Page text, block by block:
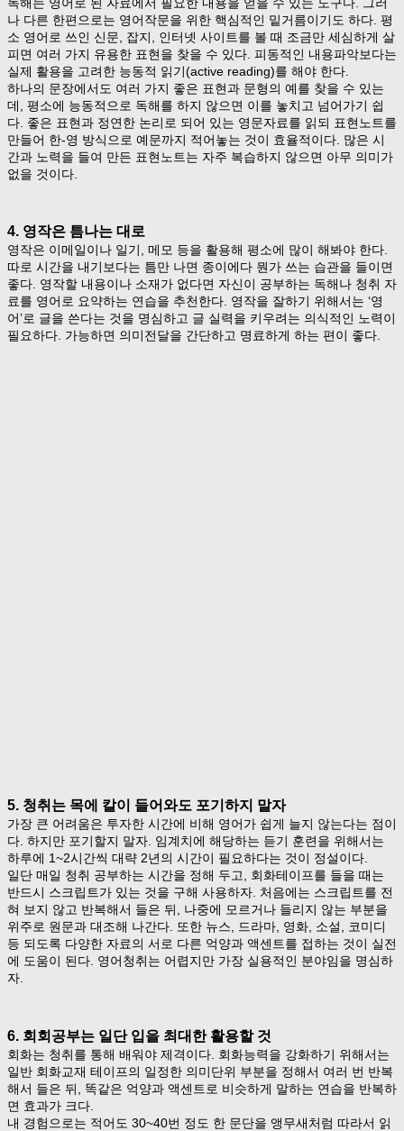
나 다른 한편으로는 영어작문을 위한 핵심적인 밑거름이기도 하다. 평
소 영어로 쓰인 신문, 잡지, 인터넷 사이트를 볼 때 조금만 세심하게 살
피면 여러 가지 유용한 표현을 찾을 수 있다. 피동적인 내용파악보다는
실제 활용을 고려한 능동적 읽기(active reading)를 해야 한다.
하나의 문장에서도 여러 가지 좋은 표현과 문형의 예를 찾을 수 있는
데, 평소에 능동적으로 독해를 하지 않으면 이를 놓치고 넘어가기 쉽
다. 좋은 표현과 정연한 논리로 되어 있는 영문자료를 읽되 표현노트를
만들어 한-영 방식으로 예문까지 적어놓는 것이 효율적이다. 많은 시
간과 노력을 들여 만든 표현노트는 자주 복습하지 않으면 아무 의미가
없을 것이다.
4. 영작은 틈나는 대로
영작은 이메일이나 일기, 메모 등을 활용해 평소에 많이 해봐야 한다.
따로 시간을 내기보다는 틈만 나면 종이에다 뭔가 쓰는 습관을 들이면
좋다. 영작할 내용이나 소재가 없다면 자신이 공부하는 독해나 청취 자
료를 영어로 요약하는 연습을 추천한다. 영작을 잘하기 위해서는 ‘영
어’로 글을 쓴다는 것을 명심하고 글 실력을 키우려는 의식적인 노력이
필요하다. 가능하면 의미전달을 간단하고 명료하게 하는 편이 좋다.
5. 청취는 목에 칼이 들어와도 포기하지 말자
가장 큰 어려움은 투자한 시간에 비해 영어가 쉽게 늘지 않는다는 점이
다. 하지만 포기할지 말자. 임계치에 해당하는 듣기 훈련을 위해서는
하루에 1~2시간씩 대략 2년의 시간이 필요하다는 것이 정설이다.
일단 매일 청취 공부하는 시간을 정해 두고, 회화테이프를 들을 때는
반드시 스크립트가 있는 것을 구해 사용하자. 처음에는 스크립트를 전
혀 보지 않고 반복해서 들은 뒤, 나중에 모르거나 들리지 않는 부분을
위주로 원문과 대조해 나간다. 또한 뉴스, 드라마, 영화, 소설, 코미디
등 되도록 다양한 자료의 서로 다른 억양과 액센트를 접하는 것이 실전
에 도움이 된다. 영어청취는 어렵지만 가장 실용적인 분야임을 명심하
자.
6. 회회공부는 일단 입을 최대한 활용할 것
회화는 청취를 통해 배워야 제격이다. 회화능력을 강화하기 위해서는
일반 회화교재 테이프의 일정한 의미단위 부분을 정해서 여러 번 반복
해서 들은 뒤, 똑같은 억양과 액센트로 비슷하게 말하는 연습을 반복하
면 효과가 크다.
내 경험으로는 적어도 30~40번 정도 한 문단을 앵무새처럼 따라서 읽